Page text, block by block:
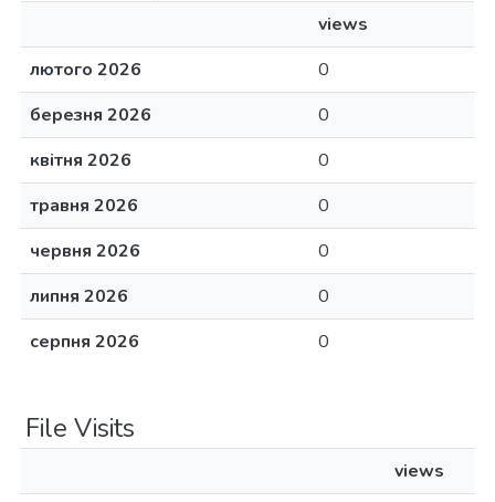
views
лютого 2026
0
березня 2026
0
квітня 2026
0
травня 2026
0
червня 2026
0
липня 2026
0
серпня 2026
0
File Visits
views